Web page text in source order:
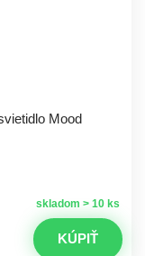
Mood
skladom > 10 ks
KÚPIŤ